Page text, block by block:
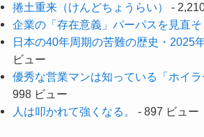
捲土重来（けんどちょうらい）
-
企業の「存在意義」パーパスを見直そ
日本の40年周期の苦難の歴史・2025
ビュー
優秀な営業マンは知っている「ホイ
998 ビュー
人は叩かれて強くなる。
- 897 ビュー